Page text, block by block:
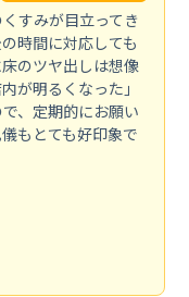
すみが目立ってき
時間に対応しても
のツヤ出しは想像
が明るくなった」
、定期的にお願い
もとても好印象で